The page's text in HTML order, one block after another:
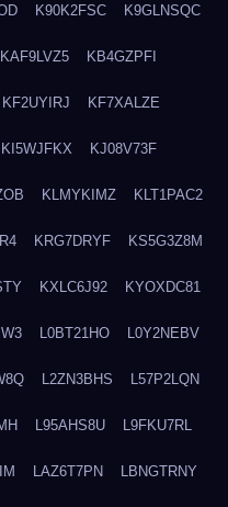
K90K2FSC K9GLNSQC
KAF9LVZ5 KB4GZPFI
KF2UYIRJ KF7XALZE
KI5WJFKX KJ08V73F
KLMYKIMZ KLT1PAC2
KRG7DRYF KS5G3Z8M
KXLC6J92 KYOXDC81
L0BT21HO L0Y2NEBV
L2ZN3BHS L57P2LQN
L95AHS8U L9FKU7RL
LAZ6T7PN LBNGTRNY